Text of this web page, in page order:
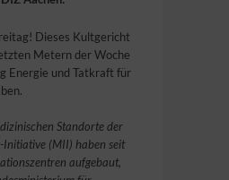
Dieses Kultgericht
Metern der Woche
Energie und Tatkraft für
Standorte der
(MII) haben seit
aufgebaut,